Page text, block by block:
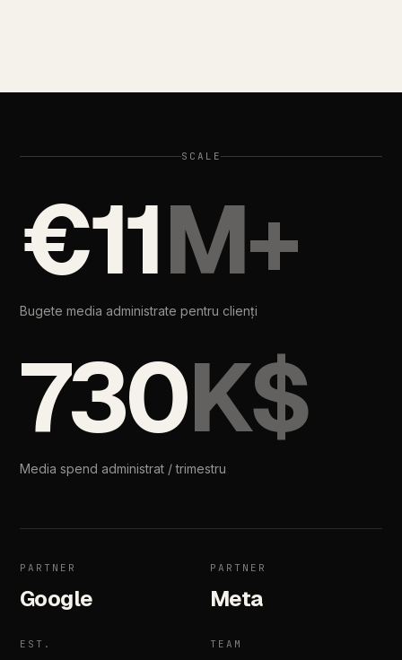
SCALE
€11M+
Bugete media administrate pentru clienți
730K$
Media spend administrat / trimestru
PARTNER
Google
PARTNER
Meta
EST. TEAM